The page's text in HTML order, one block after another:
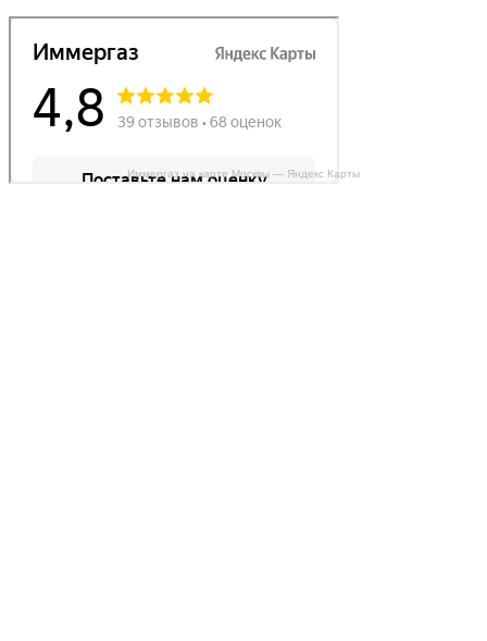
Иммергаз на карте Москвы — Яндекс Карты